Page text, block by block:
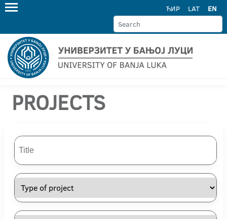
ЋИР LAT EN
PROJECTS